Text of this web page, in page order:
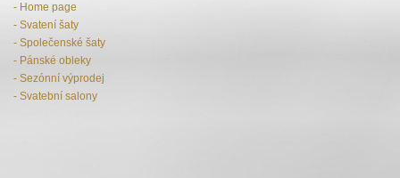
- Home page
- Svatení šaty
- Společenské šaty
- Pánské obleky
- Sezónní výprodej
- Svatební salony